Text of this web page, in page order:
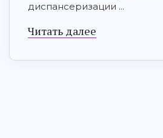
диспансеризации ...
Читать далее